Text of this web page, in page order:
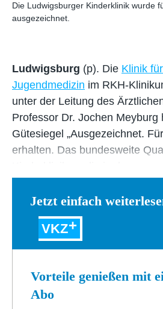
Die Ludwigsburger Kinderklinik wurde
ausgezeichnet.
Ludwigsburg (p). Die Klinik
Jugendmedizin im RKH-
unter der Leitung des
Professor Dr. Jochen Meyburg
Gütesiegel „Ausgezeichnet.
erhalten. Das bundesweite
Jetzt einfach
VKZ
Vorteile genießen mit
Abo